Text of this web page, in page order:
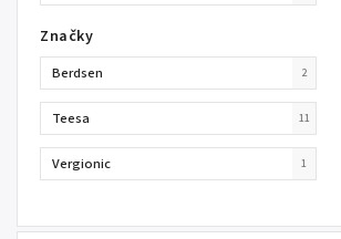
Značky
Berdsen 2
Teesa 11
Vergionic 1